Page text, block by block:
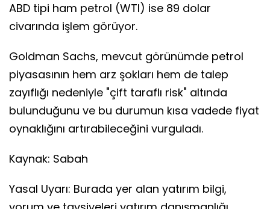
ABD tipi ham petrol (WTI) ise 89 dolar
civarında işlem görüyor.
Goldman Sachs, mevcut görünümde petrol
piyasasının hem arz şokları hem de talep
zayıflığı nedeniyle "çift taraflı risk" altında
bulunduğunu ve bu durumun kısa vadede fiyat
oynaklığını artırabileceğini vurguladı.
Kaynak: Sabah
Yasal Uyarı: Burada yer alan yatırım bilgi,